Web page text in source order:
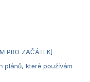
PRO ZAČÁTEK]
plánů, které používám